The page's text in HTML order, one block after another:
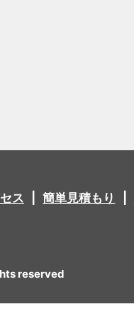
ス 簡単見積もり
reserved